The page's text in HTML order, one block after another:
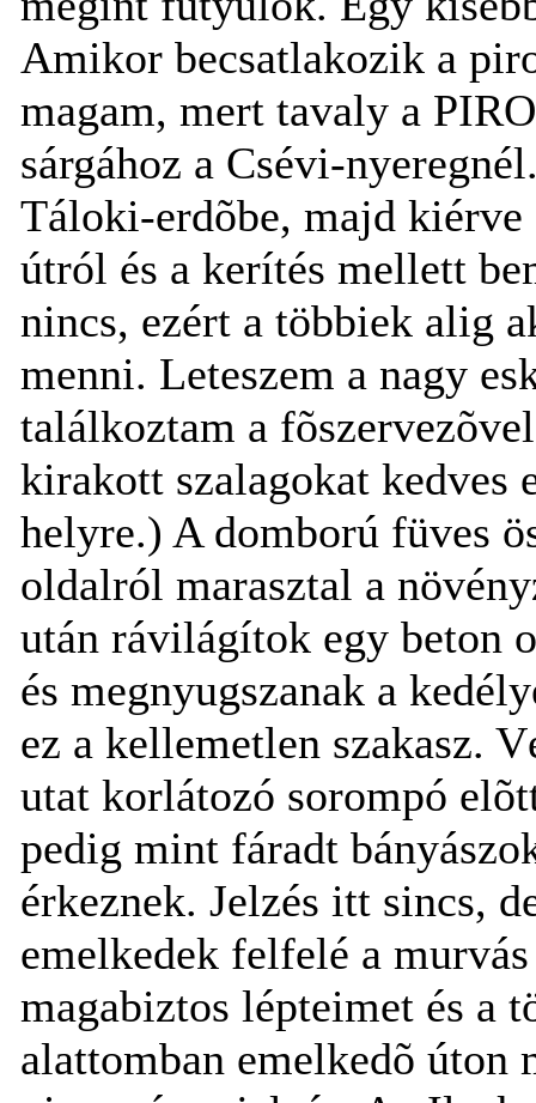
Amikor becsatlakozik a
magam, mert tavaly a
sárgához a Csévi-
Táloki-erdõbe, majd
útról és a kerítés mellett
nincs, ezért a többiek alig
menni. Leteszem a nagy
találkoztam a
kirakott szalagokat kedves
helyre.) A domború füves
oldalról marasztal a
után rávilágítok egy beton
és megnyugszanak a
ez a kellemetlen szakasz.
utat korlátozó sorompó
pedig mint fáradt
érkeznek. Jelzés itt sincs,
emelkedek felfelé a
magabiztos lépteimet és a
alattomban emelkedõ úton